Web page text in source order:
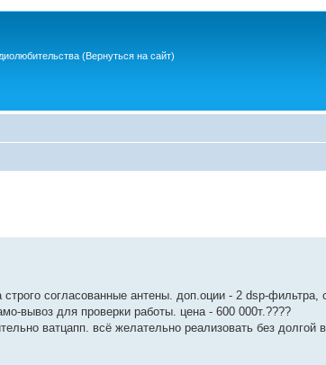
(Вернуться на сайт)
согласованные антены. доп.оции - 2 dsp-фильтра,
вывоз для проверки работы. цена - 600 000т.????
ватцапп. всё желательно реализовать без долгой